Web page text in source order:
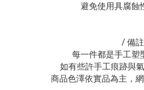
避免使用具腐蝕
/ 備
每一件都是手工塑
如有些許手工痕跡與
商品色澤依實品為主，